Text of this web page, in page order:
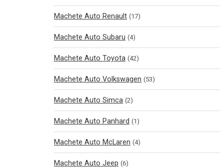
Machete Auto Renault (17)
Machete Auto Subaru (4)
Machete Auto Toyota (42)
Machete Auto Volkswagen (53)
Machete Auto Simca (2)
Machete Auto Panhard (1)
Machete Auto McLaren (4)
Machete Auto Jeep (6)